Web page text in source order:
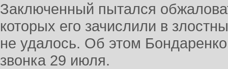
Заключенный пытался
которых его зачислили в
не удалось. Об этом
звонка 29 июля.